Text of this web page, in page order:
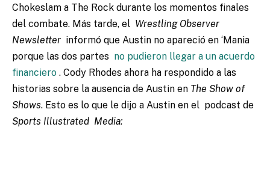
Chokeslam a The Rock durante los momentos finales
del combate. Más tarde, el Wrestling Observer
Newsletter informó que Austin no apareció en ‘Mania
porque las dos partes no pudieron llegar a un acuerdo
financiero . Cody Rhodes ahora ha respondido a las
historias sobre la ausencia de Austin en The Show of
Shows. Esto es lo que le dijo a Austin en el podcast de
Sports Illustrated Media: